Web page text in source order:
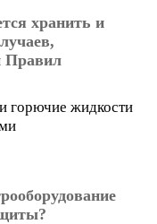
хранить и
Правил
горючие жидкости